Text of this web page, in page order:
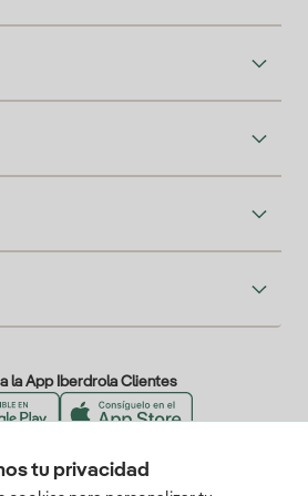
la App Iberdrola Clientes
tu privacidad